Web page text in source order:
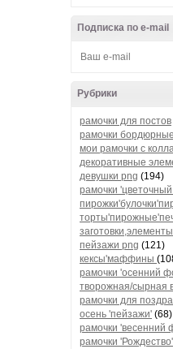
Подписка по e-mail
Рубрики
рамочки для постов
рамочки бордюрные
мои рамочки с
декоративные
девушки png (194)
рамочки
пейзажи png (121)
кексы'маффины
рамочки 'осенний
творожная/сырная
рамочки для
осень 'пейзажи' (68)
рамочки 'весенний
рамочки 'Рождество'